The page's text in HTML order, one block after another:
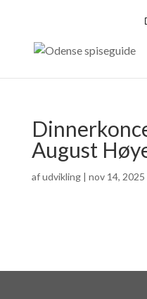
August
afudvikling| nov 14, 2025